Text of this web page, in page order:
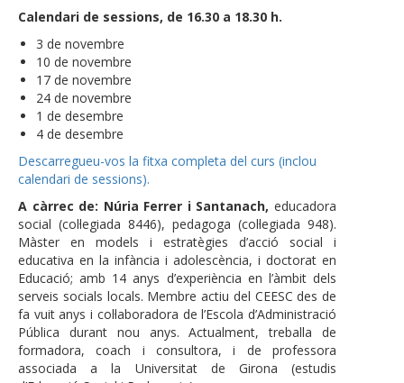
Calendari de sessions, de 16.30 a 18.30 h.
3 de novembre
10 de novembre
17 de novembre
24 de novembre
1 de desembre
4 de desembre
Descarregueu-vos la fitxa completa del curs (inclou
calendari de sessions).
A càrrec de: Núria Ferrer i Santanach, educadora
social (col·legiada 8446), pedagoga (col·legiada 948).
Màster en models i estratègies d’acció social i
educativa en la infància i adolescència, i doctorat en
Educació; amb 14 anys d’experiència en l’àmbit dels
serveis socials locals. Membre actiu del CEESC des de
fa vuit anys i col·laboradora de l’Escola d’Administració
Pública durant nou anys. Actualment, treballa de
formadora, coach i consultora, i de professora
associada a la Universitat de Girona (estudis